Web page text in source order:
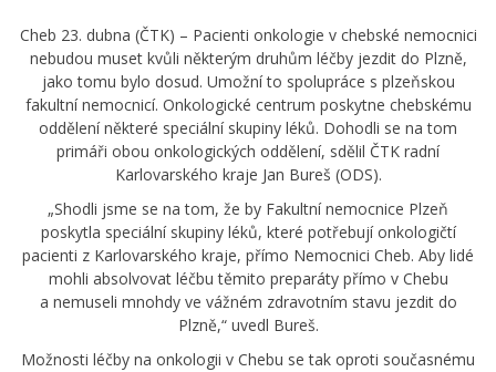
Cheb 23. dubna (ČTK) – Pacienti onkologie v chebské nemocnici
nebudou muset kvůli některým druhům léčby jezdit do Plzně,
jako tomu bylo dosud. Umožní to spolupráce s plzeňskou
fakultní nemocnicí. Onkologické centrum poskytne chebskému
oddělení některé speciální skupiny léků. Dohodli se na tom
primáři obou onkologických oddělení, sdělil ČTK radní
Karlovarského kraje Jan Bureš (ODS).
„Shodli jsme se na tom, že by Fakultní nemocnice Plzeň
poskytla speciální skupiny léků, které potřebují onkologičtí
pacienti z Karlovarského kraje, přímo Nemocnici Cheb. Aby lidé
mohli absolvovat léčbu těmito preparáty přímo v Chebu
a nemuseli mnohdy ve vážném zdravotním stavu jezdit do
Plzně,“ uvedl Bureš.
Možnosti léčby na onkologii v Chebu se tak oproti současnému